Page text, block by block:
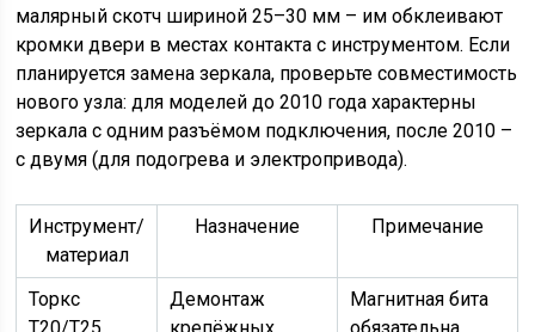
малярный скотч шириной 25–30 мм – им обклеивают
кромки двери в местах контакта с инструментом. Если
планируется замена зеркала, проверьте совместимость
нового узла: для моделей до 2010 года характерны
зеркала с одним разъёмом подключения, после 2010 –
с двумя (для подогрева и электропривода).
Инструмент/
материал
Назначение Примечание
Торкс
Демонтаж
Магнитная бита